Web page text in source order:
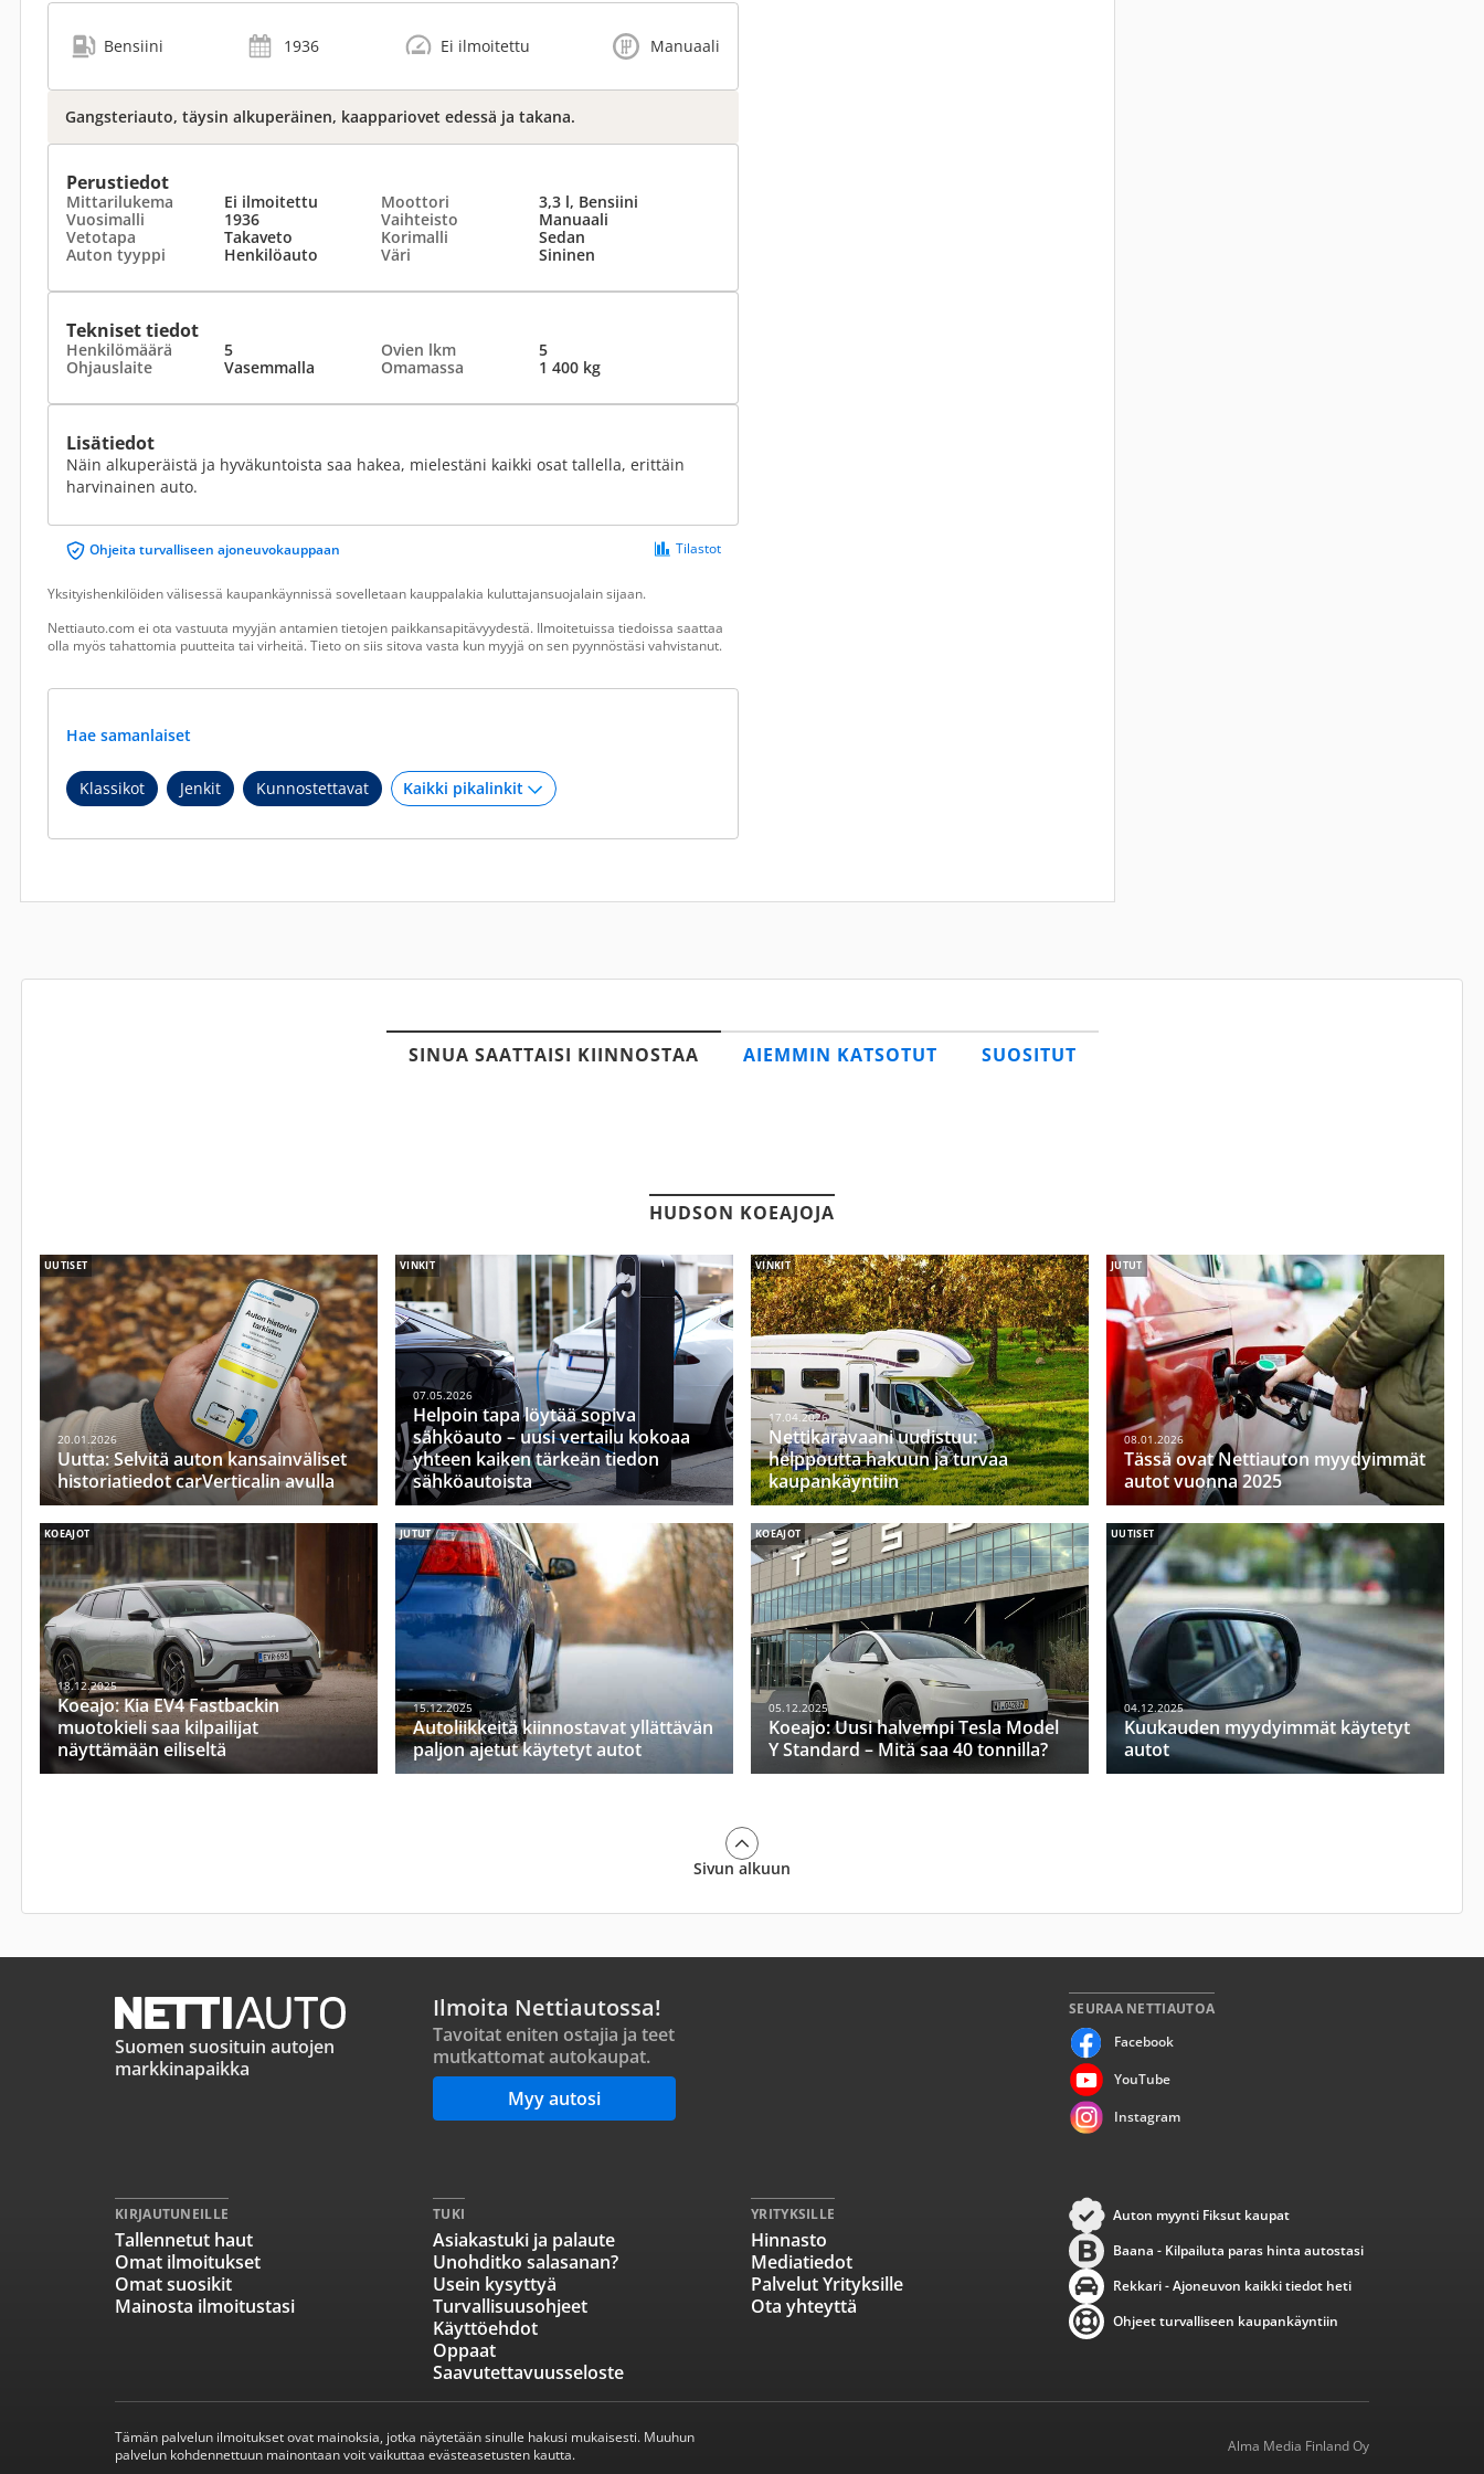
Bensiini 1936 Ei ilmoitettu Manuaali
Gangsteriauto, täysin alkuperäinen, kaappariovet edessä ja takana.
Perustiedot
Mittarilukema Ei ilmoitettu Moottori
3,3 l, Bensiini
Vuosimalli
1936 Vaihteisto
Manuaali
Vetotapa
Takaveto Korimalli
Sedan
Auton tyyppi
Henkilöauto Väri Sininen
Tekniset tiedot
Henkilömäärä 5 Ovien lkm
5
Ohjauslaite
Vasemmalla Omamassa 1 400 kg
Lisätiedot
Näin alkuperäistä ja hyväkuntoista saa hakea, mielestäni kaikki osat tallella, erittäin
harvinainen auto.
Ohjeita turvalliseen ajoneuvokauppaan Tilastot
Yksityishenkilöiden välisessä kaupankäynnissä sovelletaan kauppalakia kuluttajansuojalain sijaan.
Nettiauto.com ei ota vastuuta myyjän antamien tietojen paikkansapitävyydestä. Ilmoitetuissa tiedoissa saattaa
olla myös tahattomia puutteita tai virheitä. Tieto on siis sitova vasta kun myyjä on sen pyynnöstäsi vahvistanut.
Hae samanlaiset
Klassikot Jenkit Kunnostettavat
SINUA SAATTAISI KIINNOSTAA AIEMMIN KATSOTUT SUOSITUT
HUDSON KOEAJOJA
UUTISET
20.01.2026
Uutta: Selvitä auton kansainväliset
historiatiedot carVerticalin avulla
VINKIT
07.05.2026
Helpoin tapa löytää sopiva
sähköauto – uusi vertailu kokoaa
yhteen kaiken tärkeän tiedon
sähköautoista
VINKIT
17.04.2026
Nettikaravaani uudistuu:
helppoutta hakuun ja turvaa
kaupankäyntiin
JUTUT
08.01.2026
Tässä ovat Nettiauton myydyimmät
autot vuonna 2025
KOEAJOT
18.12.2025
Koeajo: Kia EV4 Fastbackin
muotokieli saa kilpailijat
näyttämään eiliseltä
JUTUT
15.12.2025
Autoliikkeitä kiinnostavat yllättävän
paljon ajetut käytetyt autot
KOEAJOT
05.12.2025
Koeajo: Uusi halvempi Tesla Model
Y Standard – Mitä saa 40 tonnilla?
UUTISET
04.12.2025
Kuukauden myydyimmät käytetyt
autot
Sivun alkuun
Suomen suosituin autojen
markkinapaikka
Ilmoita Nettiautossa!
Tavoitat eniten ostajia ja teet
mutkattomat autokaupat.
Myy autosi
SEURAA NETTIAUTOA
Facebook
YouTube
Instagram
KIRJAUTUNEILLE
Tallennetut haut
Omat ilmoitukset
Omat suosikit
Mainosta ilmoitustasi
TUKI
Asiakastuki ja palaute
Unohditko salasanan?
Usein kysyttyä
Turvallisuusohjeet
Käyttöehdot
Oppaat
Saavutettavuusseloste
YRITYKSILLE
Hinnasto
Mediatiedot
Palvelut Yrityksille
Ota yhteyttä
Auton myynti Fiksut kaupat
Baana - Kilpailuta paras hinta autostasi
Rekkari - Ajoneuvon kaikki tiedot heti
Ohjeet turvalliseen kaupankäyntiin
Tämän palvelun ilmoitukset ovat mainoksia, jotka näytetään sinulle hakusi mukaisesti. Muuhun
palvelun kohdennettuun mainontaan voit vaikuttaa evästeasetusten kautta.
Alma Media Finland Oy